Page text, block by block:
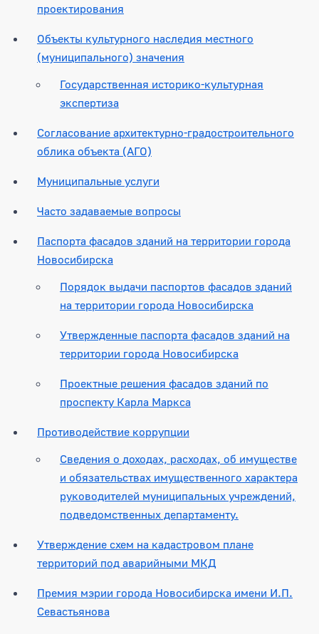
проектирования
Объекты культурного наследия местного
(муниципального) значения
Государственная историко-культурная
экспертиза
Согласование архитектурно-градостроительного
облика объекта (АГО)
Муниципальные услуги
Часто задаваемые вопросы
Паспорта фасадов зданий на территории города
Новосибирска
Порядок выдачи паспортов фасадов зданий
на территории города Новосибирска
Утвержденные паспорта фасадов зданий на
территории города Новосибирска
Проектные решения фасадов зданий по
проспекту Карла Маркса
Противодействие коррупции
Сведения о доходах, расходах, об имуществе
и обязательствах имущественного характера
руководителей муниципальных учреждений,
подведомственных департаменту.
Утверждение схем на кадастровом плане
территорий под аварийными МКД
Премия мэрии города Новосибирска имени И.П.
Севастьянова